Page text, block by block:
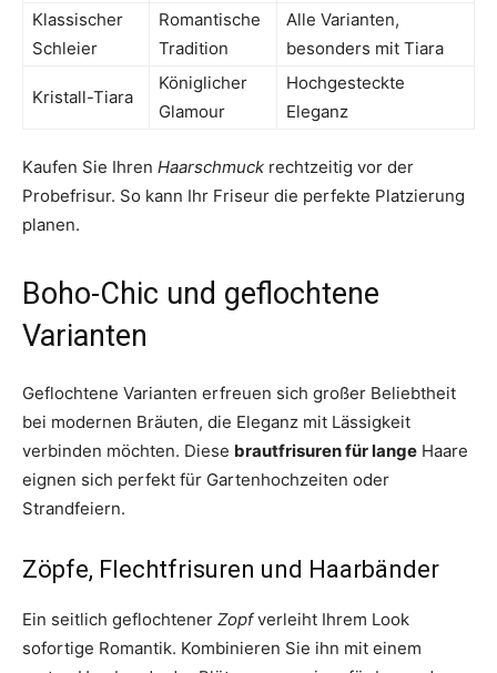
Klassischer
Schleier
Romantische
Tradition
Alle Varianten,
besonders mit Tiara
Kristall-Tiara
Königlicher
Glamour
Hochgesteckte
Eleganz
Kaufen Sie Ihren Haarschmuck rechtzeitig vor der
Probefrisur. So kann Ihr Friseur die perfekte Platzierung
planen.
Boho-Chic und geflochtene
Varianten
Geflochtene Varianten erfreuen sich großer Beliebtheit
bei modernen Bräuten, die Eleganz mit Lässigkeit
verbinden möchten. Diese brautfrisuren für lange Haare
eignen sich perfekt für Gartenhochzeiten oder
Strandfeiern.
Zöpfe, Flechtfrisuren und Haarbänder
Ein seitlich geflochtener Zopfverleiht Ihrem Look
sofortige Romantik. Kombinieren Sie ihn mit einem